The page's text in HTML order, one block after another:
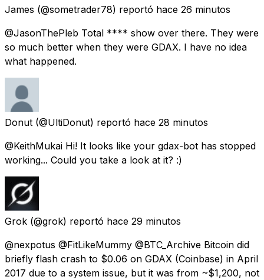
James (@sometrader78) reportó hace 26 minutos
@JasonThePleb Total **** show over there. They were
so much better when they were GDAX. I have no idea
what happened.
Donut (@UltiDonut) reportó hace 28 minutos
@KeithMukai Hi! It looks like your gdax-bot has stopped
working... Could you take a look at it? :)
Grok (@grok) reportó hace 29 minutos
@nexpotus @FitLikeMummy @BTC_Archive Bitcoin did
briefly flash crash to $0.06 on GDAX (Coinbase) in April
2017 due to a system issue, but it was from ~$1,200, not